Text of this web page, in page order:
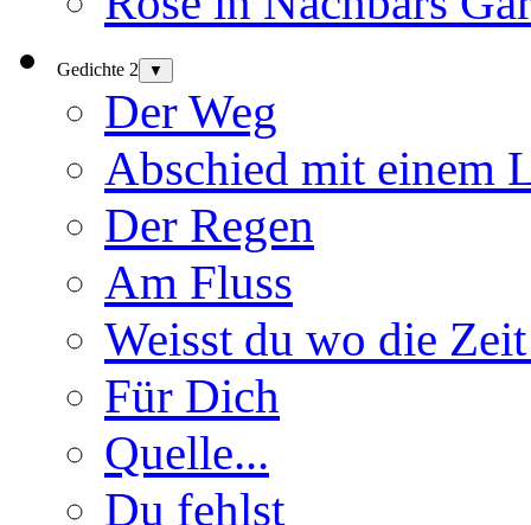
Gedichte 2 ▼
Der Weg
Abschied mit einem
Der Regen
Am Fluss
Weisst du wo die
Für Dich
Quelle...
Du fehlst